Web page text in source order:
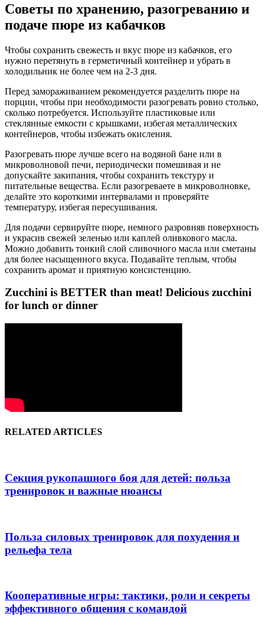
Советы по хранению, разогреванию и
подаче пюре из кабачков
Чтобы сохранить свежесть и вкус пюре из кабачков, его
нужно перетянуть в герметичный контейнер и убрать в
холодильник не более чем на 2-3 дня.
Перед замораживанием рекомендуется разделить пюре на
порции, чтобы при необходимости разогревать ровно столько,
сколько потребуется. Используйте пластиковые или
стеклянные емкости с крышками, избегая металлических
контейнеров, чтобы избежать окисления.
Разогревать пюре лучше всего на водяной бане или в
микроволновой печи, периодически помешивая и не
допускайте закипания, чтобы сохранить текстуру и
питательные вещества. Если разогреваете в микроволновке,
делайте это короткими интервалами и проверяйте
температуру, избегая пересушивания.
Для подачи сервируйте пюре, немного разровняв поверхность
и украсив свежей зеленью или каплей оливкового масла.
Можно добавить тонкий слой сливочного масла или сметаны
для более насыщенного вкуса. Подавайте теплым, чтобы
сохранить аромат и приятную консистенцию.
Zucchini is BETTER than meat! Delicious zucchini
for lunch or dinner
RELATED ARTICLES
Секция рукопашного боя для детей: польза
тренировок и важные нюансы
Польза силовых тренировок для похудения и
рельефа тела
Кооперативные игры: тактики, роли и секреты
эффективного общения с командой